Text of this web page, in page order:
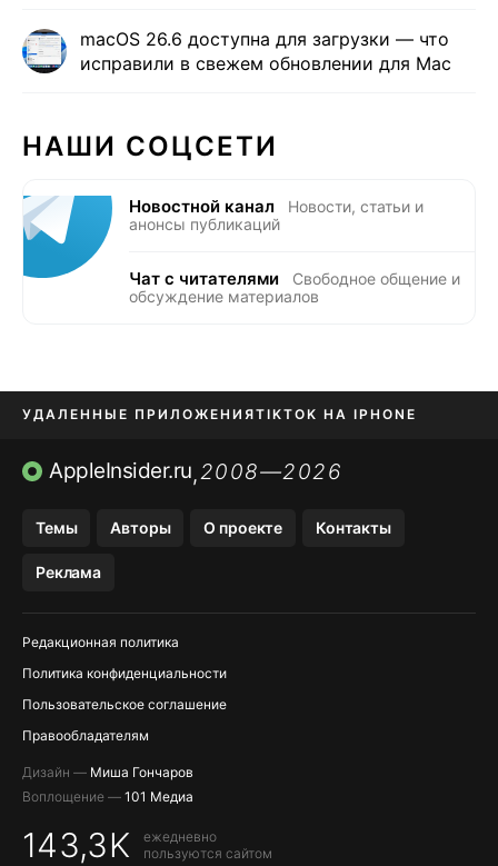
macOS 26.6 доступна для загрузки — что
исправили в свежем обновлении для Mac
НАШИ СОЦСЕТИ
Новостной канал
Новости, статьи и
анонсы публикаций
Чат с читателями
Свободное общение и
обсуждение материалов
УДАЛЕННЫЕ ПРИЛОЖЕНИЯTIKTOK НА IPHONE
ПРИЛОЖЕНИЯ БЕЗ APP STORE
AppleInsider.ru,2008—2026
Темы Авторы О проекте Контакты
Реклама
Редакционная политика
Политика конфиденциальности
Пользовательское соглашение
Правообладателям
Дизайн — Миша Гончаров
Воплощение — 101 Медиа
143,3K
ежедневно
пользуются сайтом